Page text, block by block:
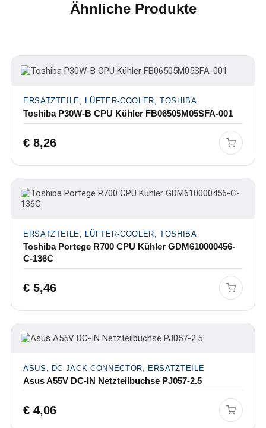
Ähnliche Produkte
ERSATZTEILE, LÜFTER-COOLER, TOSHIBA
Toshiba P30W-B CPU Kühler FB06505M05SFA-001
€8,26
ERSATZTEILE, LÜFTER-COOLER, TOSHIBA
Toshiba Portege R700 CPU Kühler GDM610000456-
C-136C
€5,46
ASUS, DC JACK CONNECTOR, ERSATZTEILE
Asus A55V DC-IN Netzteilbuchse PJ057-2.5
€4,06